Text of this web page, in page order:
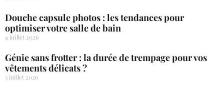
Douche capsule photos : les tendances pour
optimiser votre salle de bain
4 juillet 2026
Génie sans frotter : la durée de trempage pour vos
vêtements délicats ?
3 juillet 2026